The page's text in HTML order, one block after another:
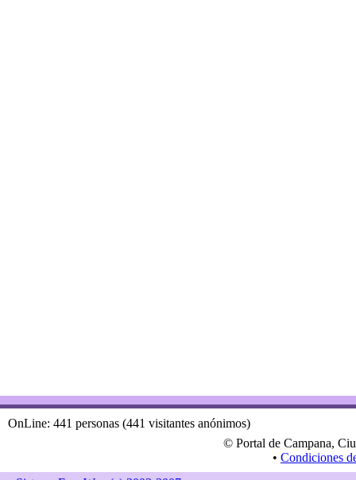
OnLine: 441 personas (441 visitantes anónimos)
© Portal de Campana,
• Condiciones